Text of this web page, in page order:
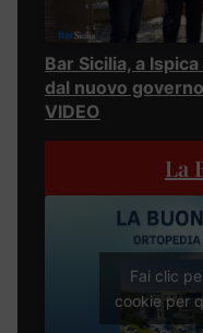
Bar Sicilia, a
dal nuovo
VIDEO
La
Fai clic
cookie per